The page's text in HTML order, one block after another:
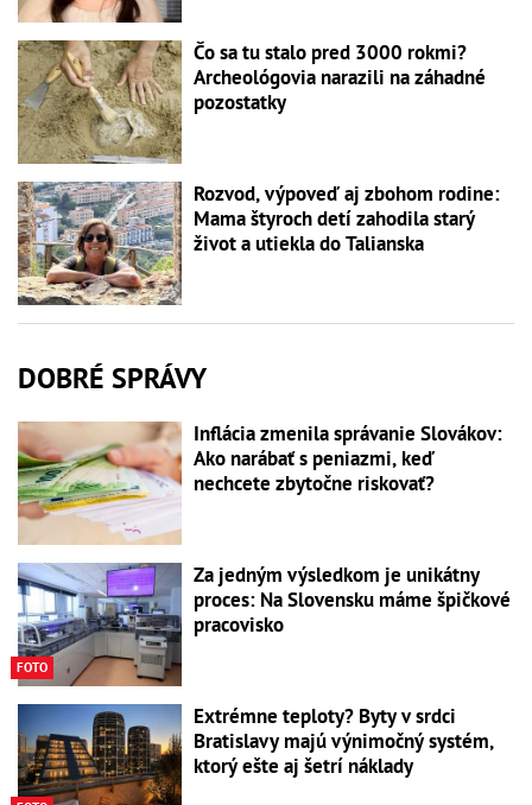
Čo sa tu stalo pred 3000 rokmi?
Archeológovia narazili na záhadné
pozostatky
Rozvod, výpoveď aj zbohom rodine:
Mama štyroch detí zahodila starý
život a utiekla do Talianska
DOBRÉ SPRÁVY
Inflácia zmenila správanie Slovákov:
Ako narábať s peniazmi, keď
nechcete zbytočne riskovať?
FOTO
Za jedným výsledkom je unikátny
proces: Na Slovensku máme špičkové
pracovisko
Extrémne teploty? Byty v srdci
Bratislavy majú výnimočný systém,
ktorý ešte aj šetrí náklady